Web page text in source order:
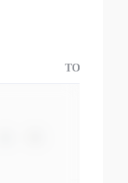
TOP3交易国